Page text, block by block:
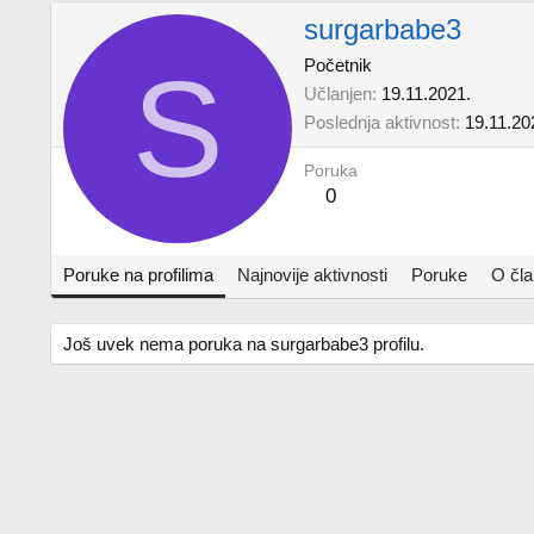
S
surgarbabe3
Početnik
Učlanjen 19.11.2021.
Poslednja aktivnost
Poruka
0
Poruke na profilima Najnovije aktivnosti Poruke O
Još uvek nema poruka na surgarbabe3 profilu.